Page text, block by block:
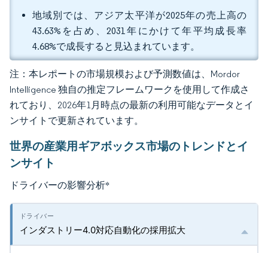
地域別では、アジア太平洋が2025年の売上高の
43.63%を占め、2031年にかけて年平均成長率
4.68%で成長すると見込まれています。
注：本レポートの市場規模および予測数値は、Mordor
Intelligence 独自の推定フレームワークを使用して作成さ
れており、2026年1月時点の最新の利用可能なデータとイ
ンサイトで更新されています。
世界の産業用ギアボックス市場のトレンドとイ
ンサイト
ドライバーの影響分析*
インダストリー4.0対応自動化の採用拡大